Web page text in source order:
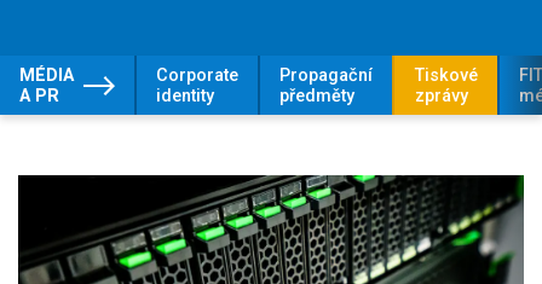
MÉDIA
A PR
Corporate
identity
Propagační
předměty
Tiskové
zprávy